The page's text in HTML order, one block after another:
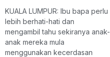
KUALA LUMPUR: Ibu bapa perlu
lebih berhati-hati dan
mengambil tahu sekiranya anak-
anak mereka mula
menggunakan kecerdasan